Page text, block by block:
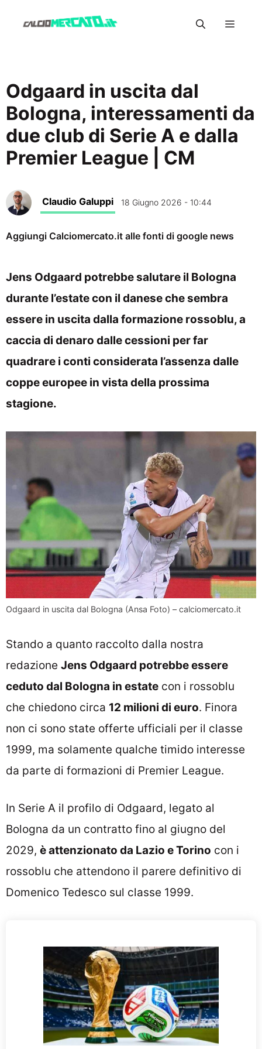
Menu
Odgaard in uscita dal
Bologna, interessamenti da
due club di Serie A e dalla
Premier League | CM
Claudio Galuppi 18 Giugno 2026 - 10:44
Aggiungi Calciomercato.it alle fonti di google news
Jens Odgaard potrebbe salutare il Bologna
durante l’estate con il danese che sembra
essere in uscita dalla formazione rossoblu, a
caccia di denaro dalle cessioni per far
quadrare i conti considerata l’assenza dalle
coppe europee in vista della prossima
stagione.
Odgaard in uscita dal Bologna (Ansa Foto) – calciomercato.it
Stando a quanto raccolto dalla nostra
redazione Jens Odgaard potrebbe essere
ceduto dal Bologna in estate con i rossoblu
che chiedono circa 12 milioni di euro. Finora
non ci sono state offerte ufficiali per il classe
1999, ma solamente qualche timido interesse
da parte di formazioni di Premier League.
In Serie A il profilo di Odgaard, legato al
Bologna da un contratto fino al giugno del
2029, è attenzionato da Lazio e Torino con i
rossoblu che attendono il parere definitivo di
Domenico Tedesco sul classe 1999.